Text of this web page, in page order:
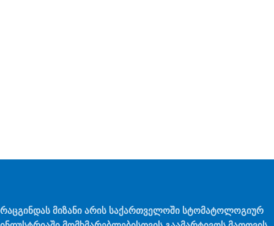
რაცგინდას მიზანი არის საქართველოში სტომატოლოგიურ